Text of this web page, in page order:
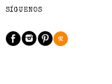
SÍGUENOS